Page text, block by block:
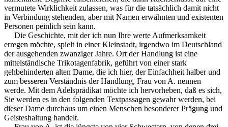
vermutete Wirklichkeit zulassen, was für die tatsächlich damit nicht
in Verbindung stehenden, aber mit Namen erwähnten und existenten
Personen peinlich sein kann.
Die Geschichte, mit der ich nun Ihre werte Aufmerksamkeit
erregen möchte, spielt in einer Kleinstadt, irgendwo im Deutschland
der ausgehenden zwanziger Jahre. Ort der Handlung ist eine
mittelständische Trikotagenfabrik, geführt von einer stark
gehbehinderten alten Dame, die ich hier, der Einfachheit halber und
zum besseren Verständnis der Handlung, Frau von A. nennen
werde. Mit dem Adelsprädikat möchte ich hervorheben, daß es sich,
Sie werden es in den folgenden Textpassagen gewahr werden, bei
dieser Dame durchaus um einen Menschen besonderer Prägung und
Geisteshaltung handelt.